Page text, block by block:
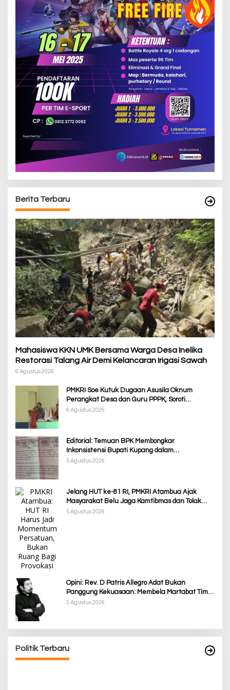
Berita Terbaru
Mahasiswa KKN UMK Bersama Warga Desa Inelika
Restorasi Talang Air Demi Kelancaran Irigasi Sawah
6 Agustus 2026
PMKRI Soe Kutuk Dugaan Asusila Oknum
Perangkat Desa dan Guru PPPK, Soroti
Ketimpangan Penanganan Pemkab TTS
6 Agustus 2026
Editorial: Temuan BPK Membongkar
Inkonsistensi Bupati Kupang dalam
Menjalankan Regulasi
5 Agustus 2026
Jelang HUT ke-81 RI, PMKRI Atambua Ajak
Masyarakat Belu Jaga Kamtibmas dan Tolak
Provokasi
5 Agustus 2026
Opini: Rev. D Patris Allegro Adat Bukan
Panggung Kekuasaan: Membela Martabat Timor
dari Politik Simbolik
3 Agustus 2026
Politik Terbaru